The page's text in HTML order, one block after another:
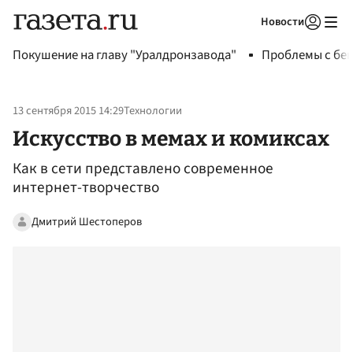
Новости
Покушение на главу "Уралдронзавода" Проблемы с
13 сентября 2015 14:29Технологии
Искусство в мемах и комиксах
Как в сети представлено современное
интернет-творчество
Дмитрий Шестоперов